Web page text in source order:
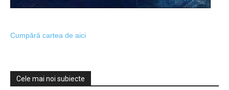
Cumpără cartea de aici
Cele mai noi subiecte